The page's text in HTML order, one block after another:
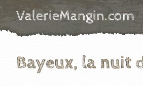
ValerieMangin.com
Bayeux, la nuit